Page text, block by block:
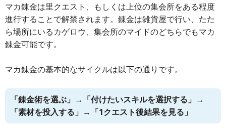
マカ錬金は里クエスト、もしくは上位の集会所をある程度
進行することで解禁されます。錬金は雑貨屋で行い、たた
ら場所にいるカゲロウ、集会所のマイドのどちらでもマカ
錬金可能です。
マカ錬金の基本的なサイクルは以下の通りです。
「錬金術を選ぶ」→「付けたいスキルを選択する」→
「素材を投入する」→「1クエスト後結果を見る」